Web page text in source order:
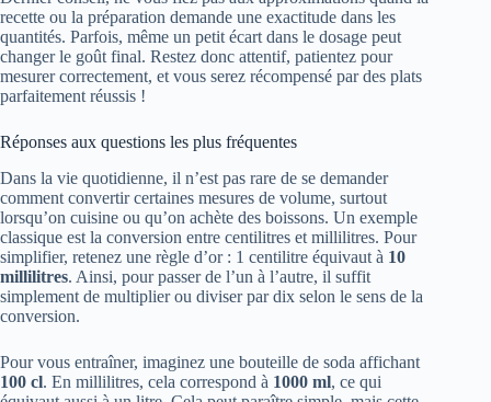
recette ou la préparation demande une exactitude dans les
quantités. Parfois, même un petit écart dans le dosage peut
changer le goût final. Restez donc attentif, patientez pour
mesurer correctement, et vous serez récompensé par des plats
parfaitement réussis !
Réponses aux questions les plus fréquentes
Dans la vie quotidienne, il n’est pas rare de se demander
comment convertir certaines mesures de volume, surtout
lorsqu’on cuisine ou qu’on achète des boissons. Un exemple
classique est la conversion entre centilitres et millilitres. Pour
simplifier, retenez une règle d’or : 1 centilitre équivaut à 10
millilitres. Ainsi, pour passer de l’un à l’autre, il suffit
simplement de multiplier ou diviser par dix selon le sens de la
conversion.
Pour vous entraîner, imaginez une bouteille de soda affichant
100 cl. En millilitres, cela correspond à 1000 ml, ce qui